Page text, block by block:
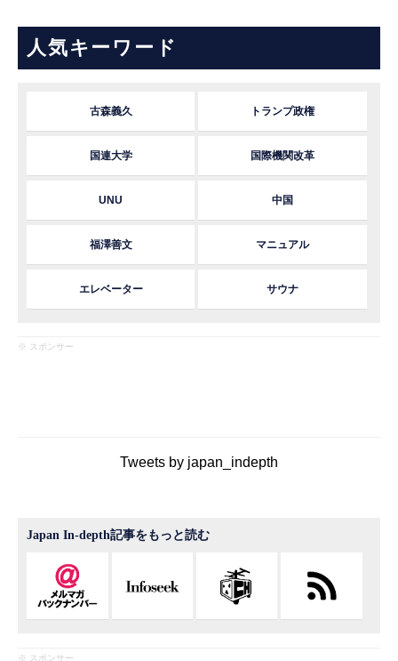
人気キーワード
古森義久 トランプ政権
国連大学 国際機関改革
UNU 中国
福澤善文 マニュアル
エレベーター サウナ
※ スポンサー
Tweets by japan_indepth
Japan In-depth記事をもっと読む
※ スポンサー